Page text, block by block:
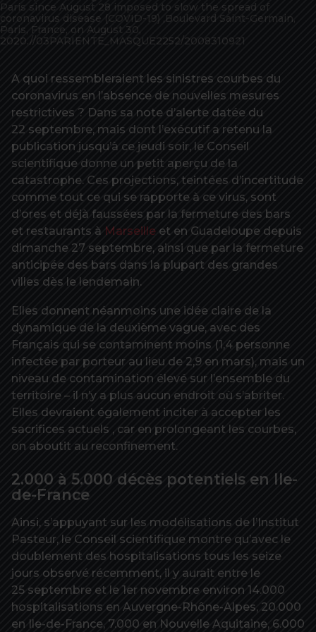
Paris since August 28 imposed to slow the spread of
coronavirus disease (COVID-19) ,Boulevard Saint-Germain,
Paris, France, on August 30,
2020.//03PARIENTE_MASQUE2252/2008310921
A quoi ressembleraient les sinistres courbes du
coronavirus en l’absence de nouvelles mesures
restrictives ? Dans sa note d’alerte datée du
22 septembre, mais dont l’exécutif a retenu la
publication jusqu’à ce jeudi soir, le Conseil
scientifique donne un petit aperçu de la
catastrophe. Ces projections, teintées d’incertitude
comme tout ce qui se rapporte à ce virus, sont
d’ores et déjà faussées par la fermeture des bars
et restaurants à Marseille et en Guadeloupe depuis
dimanche 27 septembre, ainsi que par la fermeture
anticipée des bars dans la plupart des grandes
villes dès le lendemain.
Elles donnent néanmoins une idée claire de la
dynamique de la deuxième vague, avec des
Français qui se contaminent moins (1,4 personne
infectée par porteur au lieu de 2,9 en mars), mais un
niveau de contamination élevé sur l’ensemble du
territoire – il n’y a plus aucun endroit où s’abriter.
Elles devraient également inciter à accepter les
sacrifices actuels , car en prolongeant les courbes,
on aboutit au reconfinement.
2.000 à 5.000 décès potentiels en Ile-
de-France
Ainsi, s’appuyant sur les modélisations de l’Institut
Pasteur, le Conseil scientifique montre qu’avec le
doublement des hospitalisations tous les seize
jours observé récemment, il y aurait entre le
25 septembre et le 1er novembre environ 14.000
hospitalisations en Auvergne-Rhône-Alpes, 20.000
en Ile-de-France, 7.000 en Nouvelle Aquitaine, 6.000